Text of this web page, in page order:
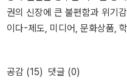
신, 그리고 일상에 각인된 반격
다. “이 책의 가장 큰 교훈은 거의 아무것도 바뀌지 않았다는 것“ “페
사적인 행복 중 하나를 ‘선택’
니즘은 여성의 정체성을 그 문
권의 신장에 큰 불편함과 위기
이다-제도, 미디어, 문화상품,
로 가열차게 투쟁한다. 미국의
상황과 상당부분 맞물려 떨어
공감 (15) 댓글 (0)